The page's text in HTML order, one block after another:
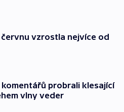
vzrostla nejvíce od
probrali klesající
vlny veder